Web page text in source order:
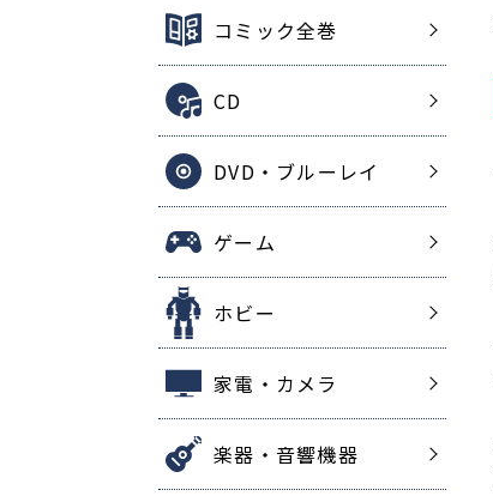
コミック全巻
CD
DVD・ブルーレイ
ゲーム
ホビー
家電・カメラ
楽器・音響機器